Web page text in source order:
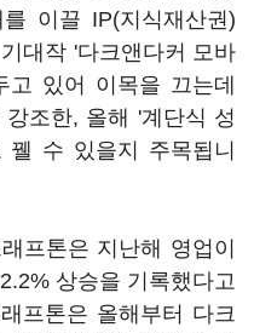
이끌 IP(지식재산권)
대작 '다크앤다커 모바
있어 이목을 끄는데
조한, 올해 '계단식 성
수 있을지 주목됩니
프톤은 지난해 영업이
상승을 기록했다고
프톤은 올해부터 다크